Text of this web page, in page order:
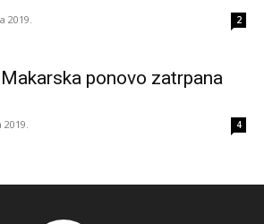
2019. 2
ponovo zatrpana
2019. 4